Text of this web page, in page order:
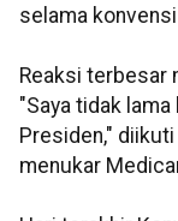
selama
Reaksi terbesar
"Saya tidak
Presiden,"
menukar